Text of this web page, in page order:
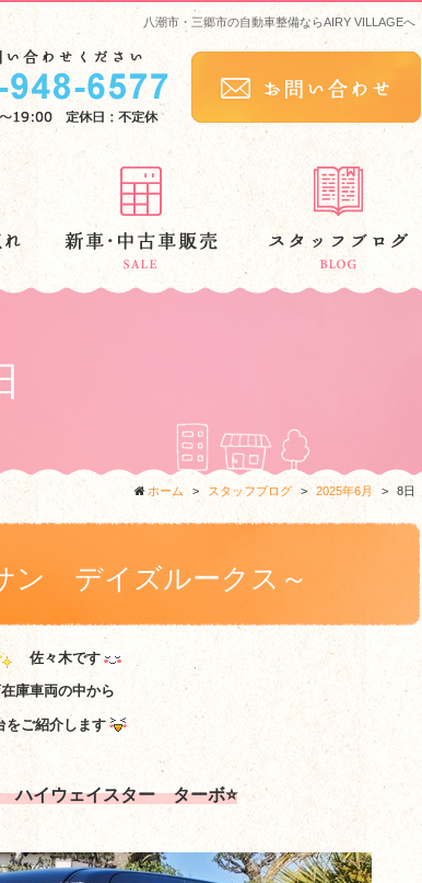
八潮市・三郷市の自動車整備ならAIRY VILLAGEへ
ホーム > スタッフブログ > 2025年6月 > 8日
ン デイズルークス～
佐々木です
庫車両の中から
をご紹介します
ハイウェイスター ターボ⭐